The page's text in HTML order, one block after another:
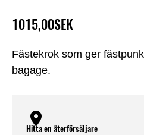
Fästekrok som ger
bagage.
1015,00SEK
Hitta en återförsäljare